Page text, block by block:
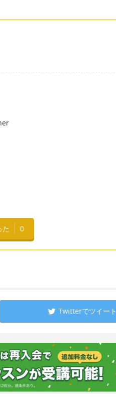
た 0
Twitterでツイート